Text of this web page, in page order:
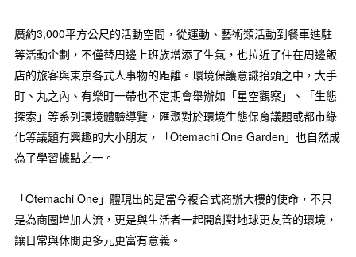
廣約3,000平方公尺的活動空間，從運動、藝術類活動到餐車進駐
等活動企劃，不僅替周邊上班族增添了生氣，也拉近了住在周邊飯
店的旅客與東京各式人事物的距離。環境保護意識抬頭之中，大手
町、丸之內、有樂町一帶也不定期會舉辦如「星空觀察」、「生態
探索」等系列環境體驗導覽，匯聚對於環境生態保育議題或都市綠
化等議題有興趣的大小朋友，「Otemachi One Garden」也自然成
為了學習據點之一。
「Otemachi One」體現出的是當今複合式商辦大樓的使命，不只
是為商圈增加人流，更是與生活者一起開創對地球更友善的環境，
讓日常與休閒更多元更富有意義。